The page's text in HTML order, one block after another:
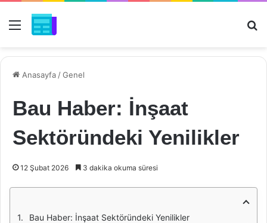
Menü
Anasayfa /Genel
Bau Haber: İnşaat
Sektöründeki Yenilikler
12 Şubat 2026 3 dakika okuma süresi
Bau Haber: İnşaat Sektöründeki Yenilikler